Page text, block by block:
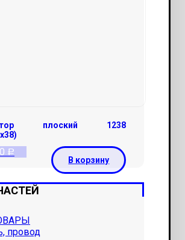
плоский 1238
Р
В корзину
провод